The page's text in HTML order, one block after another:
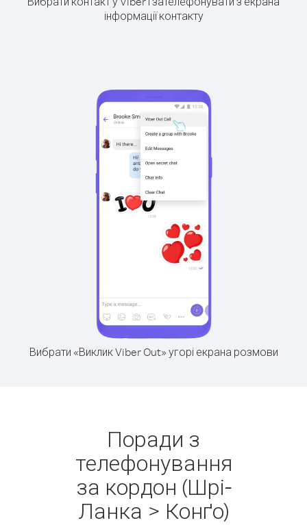
інформації контакту
Вибрати «Виклик Viber Out» угорі екрана розмови
Поради з
телефонування
за кордон (Шрі-
Ланка > Конґо)